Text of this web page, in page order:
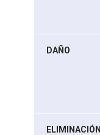
DAÑO
ELIMINACIÓN